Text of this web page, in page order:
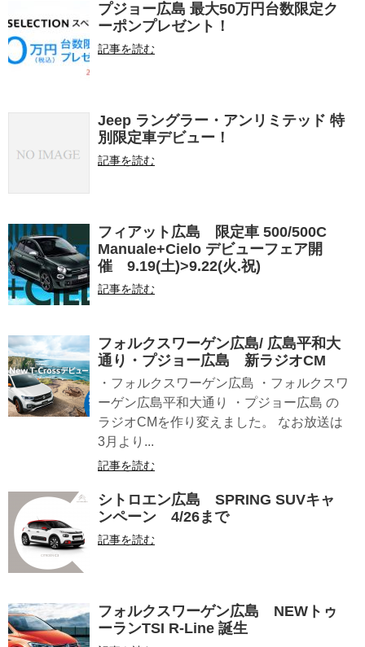
プジョー広島 最大50万円台数限定ク
ーポンプレゼント！
記事を読む
Jeep ラングラー・アンリミテッド 特
別限定車デビュー！
記事を読む
フィアット広島 限定車 500/500C
Manuale+Cielo デビューフェア開
催 9.19(土)>9.22(火.祝)
記事を読む
フォルクスワーゲン広島/ 広島平和大
通り・プジョー広島 新ラジオCM
・フォルクスワーゲン広島 ・フォルクスワ
ーゲン広島平和大通り ・プジョー広島 の
ラジオCMを作り変えました。 なお放送は
3月より...
記事を読む
シトロエン広島 SPRING SUVキャ
ンペーン 4/26まで
記事を読む
フォルクスワーゲン広島 NEWトゥ
ーランTSI R-Line 誕生